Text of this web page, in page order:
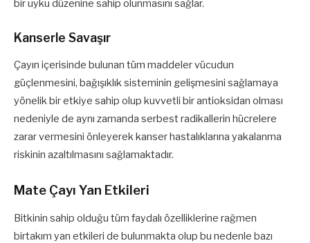
bir uyku düzenine sahip olunmasını sağlar.
Kanserle Savaşır
Çayın içerisinde bulunan tüm maddeler vücudun
güçlenmesini, bağışıklık sisteminin gelişmesini sağlamaya
yönelik bir etkiye sahip olup kuvvetli bir antioksidan olması
nedeniyle de aynı zamanda serbest radikallerin hücrelere
zarar vermesini önleyerek kanser hastalıklarına yakalanma
riskinin azaltılmasını sağlamaktadır.
Mate Çayı Yan Etkileri
Bitkinin sahip olduğu tüm faydalı özelliklerine rağmen
birtakım yan etkileri de bulunmakta olup bu nedenle bazı